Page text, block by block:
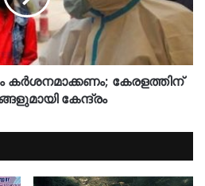
കേരളത്തിന്
കേന്ദ്രം